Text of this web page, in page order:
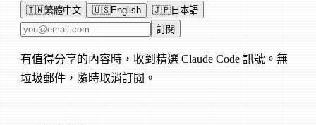
🇹🇼繁體中文 🇺🇸English 🇯🇵日本語
電子郵件地址 訂閱
有值得分享的內容時，收到精選 Claude Code 訊號。無
垃圾郵件，隨時取消訂閱。